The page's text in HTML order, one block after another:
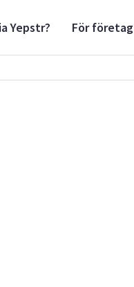
Yepstr? För företag